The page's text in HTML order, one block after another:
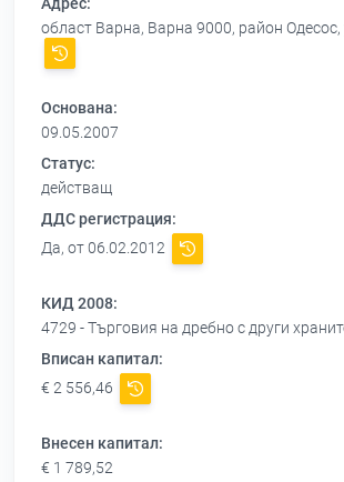
Адрес:
област Варна, Варна 9000, район
Основана:
09.05.2007
Статус:
действащ
ДДС регистрация:
Да, от 06.02.2012
КИД 2008:
4729 - Търговия на дребно с други
Вписан капитал:
€ 2 556,46
Внесен капитал:
€ 1 789,52